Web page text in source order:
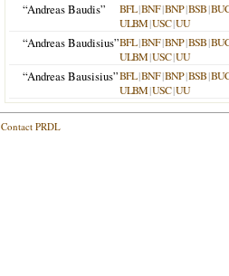
“Andreas Baudis” BFL|BNF|BNP|BSB|
ULBM|USC|UU
“Andreas Baudisius”BFL|BNF|BNP|BSB|
ULBM|USC|UU
“Andreas Bausisius”BFL|BNF|BNP|BSB|
ULBM|USC|UU
Contact PRDL